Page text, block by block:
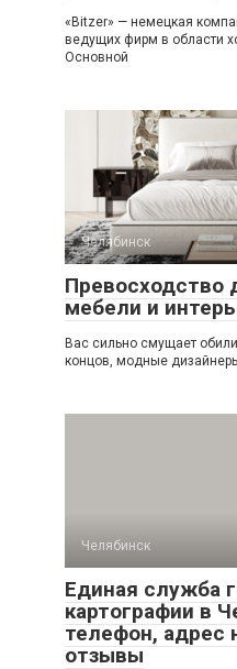
«Bitzer» — немецкая
ведущих фирм в области
Основной
Челябинск
Превосходство
мебели и
Вас сильно смущает
концов, модные
Челябинск
Единая служба
картографии в
телефон, адрес
отзывы